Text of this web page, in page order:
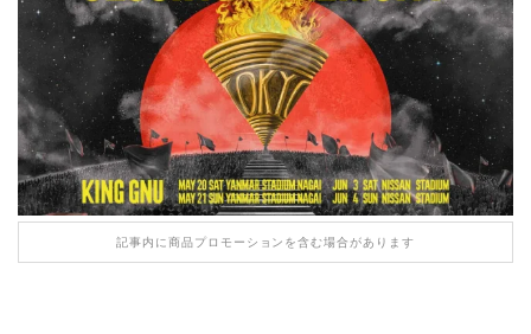
記事内に商品プロモーションを含む場合があります